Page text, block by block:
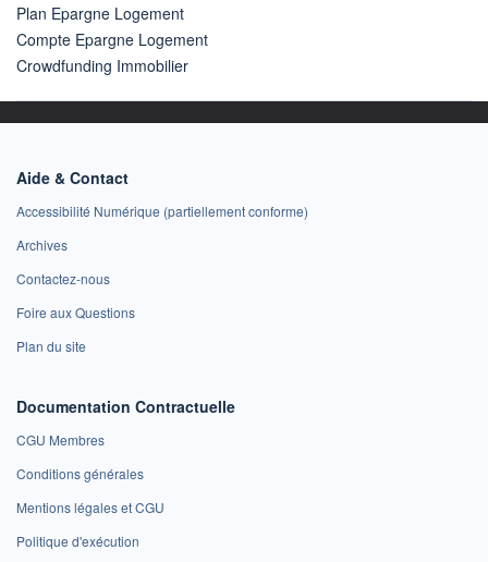
Plan Epargne Logement
Compte Epargne Logement
Crowdfunding Immobilier
Aide & Contact
Accessibilité Numérique (partiellement conforme)
Archives
Contactez-nous
Foire aux Questions
Plan du site
Documentation Contractuelle
CGU Membres
Conditions générales
Mentions légales et CGU
Politique d'exécution